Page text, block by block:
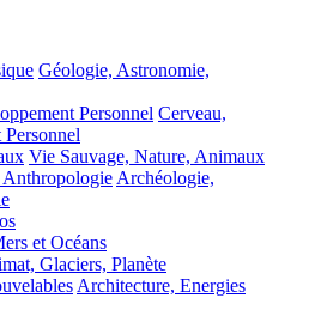
Géologie, Astronomie,
Personnel Cerveau,
Vie Sauvage, Nature, Animaux
Archéologie,
et Océans
Glaciers, Planète
Architecture, Energies